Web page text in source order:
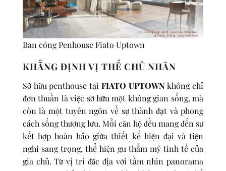
Ban công Penhouse Fiato Uptown
KHẲNG ĐỊNH VỊ THẾ CHỦ NHÂN
Sở hữu penthouse tại FIATO UPTOWNkhông chỉ
đơn thuần là việc sở hữu một không gian sống, mà
còn là một tuyên ngôn về sự thành đạt và phong
cách sống thượng lưu. Mỗi căn hộ đều mang đến sự
kết hợp hoàn hảo giữa thiết kế hiện đại và tiện
nghi sang trọng, thể hiện gu thẩm mỹ tinh tế của
gia chủ. Từ vị trí đắc địa với tầm nhìn panorama